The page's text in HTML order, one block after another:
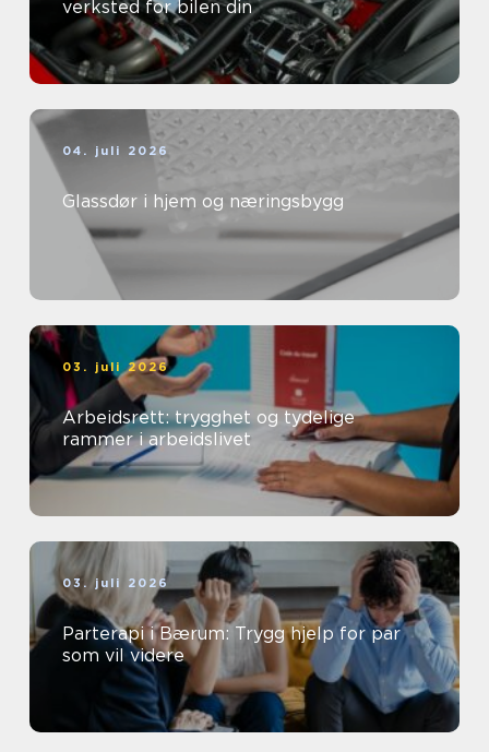
verksted for bilen din
04. juli 2026
Glassdør i hjem og næringsbygg
03. juli 2026
Arbeidsrett: trygghet og tydelige
rammer i arbeidslivet
03. juli 2026
Parterapi i Bærum: Trygg hjelp for par
som vil videre